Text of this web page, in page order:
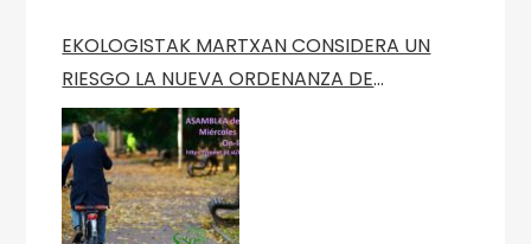
EKOLOGISTAK MARTXAN CONSIDERA UN
RIESGO LA NUEVA ORDENANZA DE
MOVILIDAD